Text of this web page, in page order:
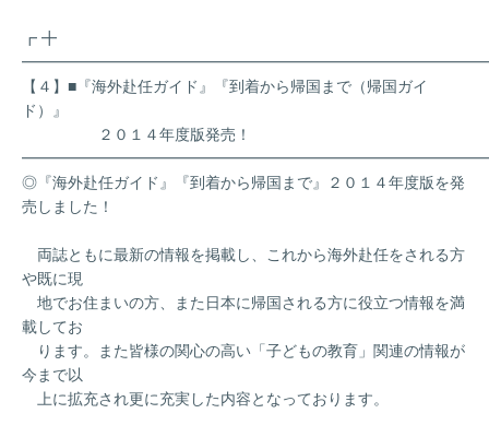
┏ ╋
【４】■『海外赴任ガイド』『到着から帰国まで（帰国ガイ
ド）』
２０１４年度版発売！
◎『海外赴任ガイド』『到着から帰国まで』２０１４年度版を発
売しました！
両誌ともに最新の情報を掲載し、これから海外赴任をされる方
や既に現
地でお住まいの方、また日本に帰国される方に役立つ情報を満
載してお
ります。また皆様の関心の高い「子どもの教育」関連の情報が
今まで以
上に拡充され更に充実した内容となっております。